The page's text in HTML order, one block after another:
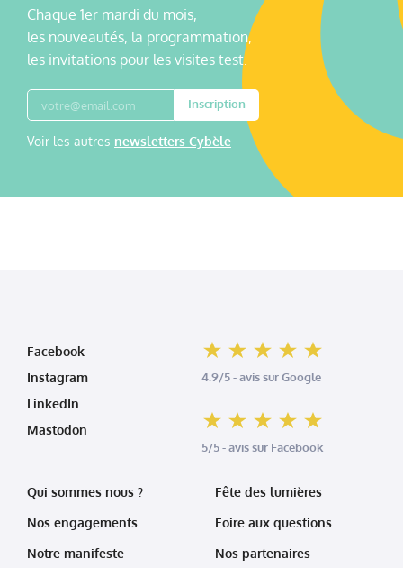
Chaque 1er mardi du mois,
les nouveautés, la programmation,
les invitations pour les visites test.
Inscription
Voir les autres newsletters Cybèle
Qui sommes nous ?
Nos engagements
Notre manifeste
Fête des lumières
Foire aux questions
Nos partenaires
4.9/5 - avis sur Google
5/5 - avis sur Facebook
Facebook
Instagram
LinkedIn
Mastodon